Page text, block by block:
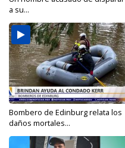
a su...
Bombero de Edinburg relata los
daños mortales...